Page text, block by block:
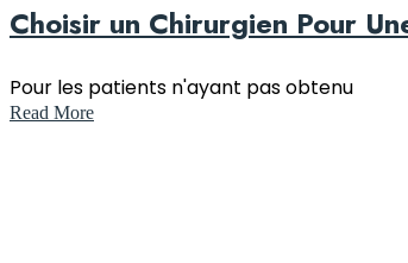
Choisir un Chirurgien Pour
Pour les patients n'ayant pas obtenu
Read More